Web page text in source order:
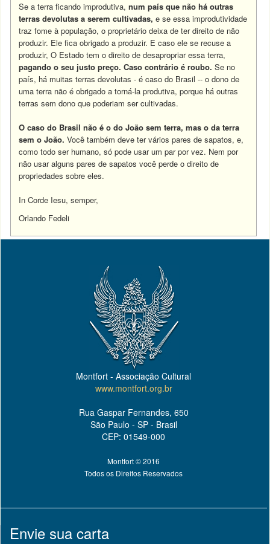
Se a terra ficando improdutiva,num país que não há outras
terras devolutas a serem cultivadas, e se essa improdutividade
traz fome à população, o proprietário deixa de ter direito de não
produzir. Ele fica obrigado a produzir. E caso ele se recuse a
produzir, O Estado tem o direito de desapropriar essa terra,
pagando o seu justo preço. Caso contrário é roubo. Se no
país, há muitas terras devolutas - é caso do Brasil -- o dono de
uma terra não é obrigado a torná-la produtiva, porque há outras
terras sem dono que poderiam ser cultivadas.
O caso do Brasil não é o do João sem terra, mas o da terra
sem o João. Você também deve ter vários pares de sapatos, e,
como todo ser humano, só pode usar um par por vez. Nem por
não usar alguns pares de sapatos você perde o direito de
propriedades sobre eles.
In Corde Iesu, semper,
Orlando Fedeli
Montfort - Associação Cultural
www.montfort.org.br
Rua Gaspar Fernandes, 650
São Paulo - SP - Brasil
CEP: 01549-000
Montfort © 2016
Todos os Direitos Reservados
Envie sua carta